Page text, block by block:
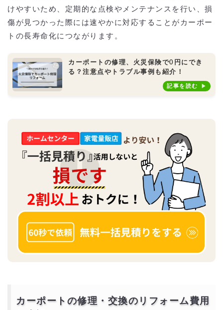
けやすいため、定期的な点検やメンテナンスを行い、損
傷が見つかった際には速やかに対応することがカーポー
トの長寿命化につながります。
カーポートの修理、火災保険で0円にでき
る？注意点やトラブル事例も紹介！
記事を読む
カーポートの修理・交換のリフォーム費用